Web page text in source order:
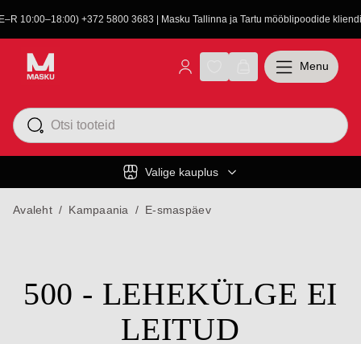
10:00–18:00) +372 5800 3683 | Masku Tallinna ja Tartu mööblipoodide
Valige kauplus
Menu
Avaleht / Kampaania / E-smaspäev
500 - LEHEKÜLGE EI
LEITUD